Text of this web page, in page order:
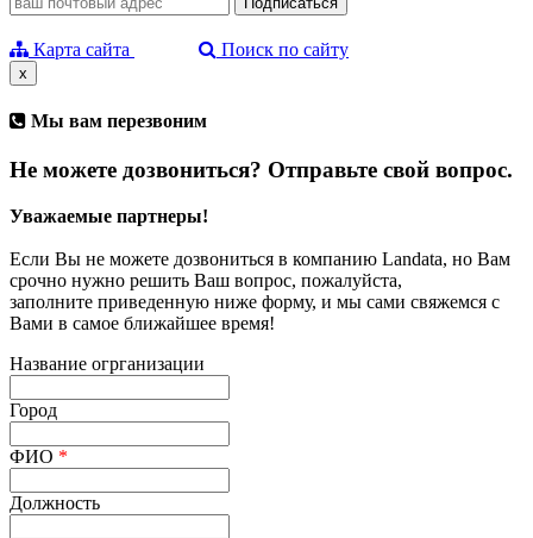
Карта сайта Поиск по сайту
x
Мы вам перезвоним
Не можете дозвониться? Отправьте свой вопрос.
Уважаемые партнеры!
Если Вы не можете дозвониться в компанию Landata, но Вам
срочно нужно решить Ваш вопрос, пожалуйста,
заполните приведенную ниже форму, и мы сами свяжемся с
Вами в самое ближайшее время!
Название огрганизации
Город
ФИО *
Должность